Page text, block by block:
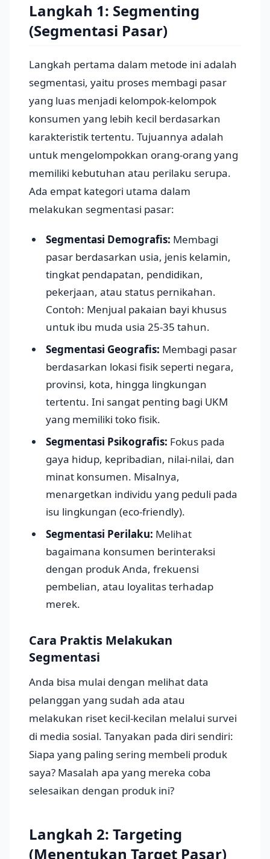
Langkah 1: Segmenting
(Segmentasi Pasar)
Langkah pertama dalam metode ini adalah
segmentasi, yaitu proses membagi pasar
yang luas menjadi kelompok-kelompok
konsumen yang lebih kecil berdasarkan
karakteristik tertentu. Tujuannya adalah
untuk mengelompokkan orang-orang yang
memiliki kebutuhan atau perilaku serupa.
Ada empat kategori utama dalam
melakukan segmentasi pasar:
Segmentasi Demografis: Membagi
pasar berdasarkan usia, jenis kelamin,
tingkat pendapatan, pendidikan,
pekerjaan, atau status pernikahan.
Contoh: Menjual pakaian bayi khusus
untuk ibu muda usia 25-35 tahun.
Segmentasi Geografis: Membagi pasar
berdasarkan lokasi fisik seperti negara,
provinsi, kota, hingga lingkungan
tertentu. Ini sangat penting bagi UKM
yang memiliki toko fisik.
Segmentasi Psikografis: Fokus pada
gaya hidup, kepribadian, nilai-nilai, dan
minat konsumen. Misalnya,
menargetkan individu yang peduli pada
isu lingkungan (eco-friendly).
Segmentasi Perilaku: Melihat
bagaimana konsumen berinteraksi
dengan produk Anda, frekuensi
pembelian, atau loyalitas terhadap
merek.
Cara Praktis Melakukan
Segmentasi
Anda bisa mulai dengan melihat data
pelanggan yang sudah ada atau
melakukan riset kecil-kecilan melalui survei
di media sosial. Tanyakan pada diri sendiri:
Siapa yang paling sering membeli produk
saya? Masalah apa yang mereka coba
selesaikan dengan produk ini?
Langkah 2: Targeting
(Menentukan Target Pasar)